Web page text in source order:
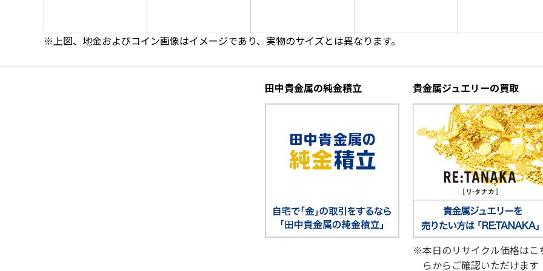
※上図、地金およびコイン画像はイメージであり、実物のサイズとは異なります。
田中貴金属の純金積立 貴金属ジュエリーの買取
※本日のリサイクル価格はこ
らからご確認いただけます